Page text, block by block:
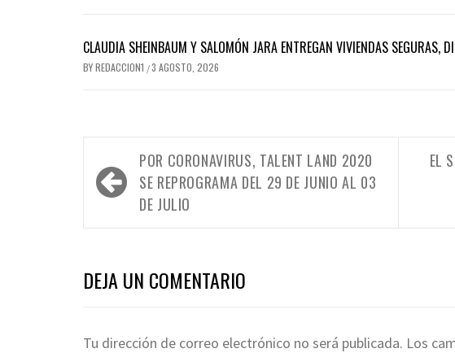
CLAUDIA SHEINBAUM Y SALOMÓN JARA ENTREGAN VIVIENDAS SEGURAS,
BYREDACCION1 /3 AGOSTO, 2026
Navegación
de
entradas
POR CORONAVIRUS, TALENT LAND 2020
SE REPROGRAMA DEL 29 DE JUNIO AL 03
DE JULIO
EL
DEJA UN COMENTARIO
Tu dirección de correo electrónico no será publicada. Los